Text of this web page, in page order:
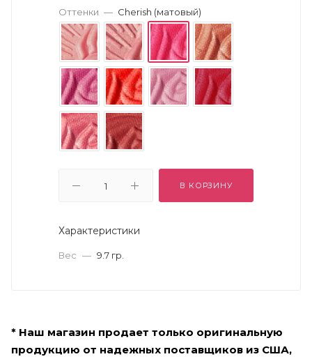
Оттенки — Cherish (матовый)
В КОРЗИНУ
Характеристики
Вес — 9.7 гр.
* Наш магазин продает только оригинальную
продукцию от надежных поставщиков из США,